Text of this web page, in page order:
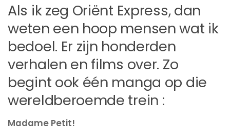
Als ik zeg Oriënt Express, dan
weten een hoop mensen wat ik
bedoel. Er zijn honderden
verhalen en films over. Zo
begint ook één manga op die
wereldberoemde trein :
Madame Petit!